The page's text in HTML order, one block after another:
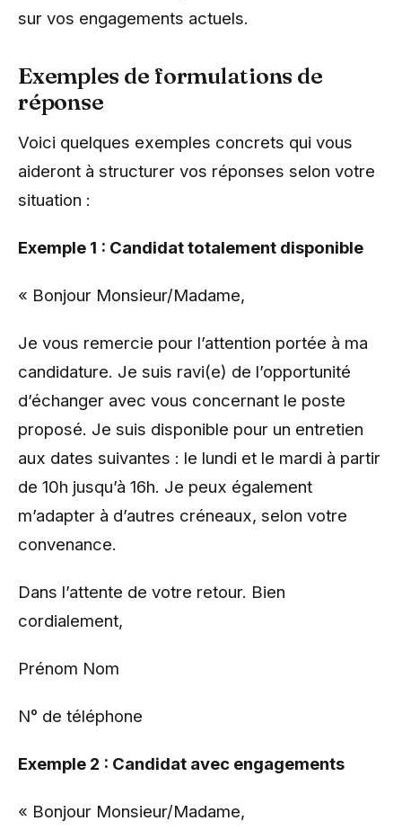
sur vos engagements actuels.
Exemples de formulations de
réponse
Voici quelques exemples concrets qui vous
aideront à structurer vos réponses selon votre
situation :
Exemple 1 : Candidat totalement disponible
« Bonjour Monsieur/Madame,
Je vous remercie pour l’attention portée à ma
candidature. Je suis ravi(e) de l’opportunité
d’échanger avec vous concernant le poste
proposé. Je suis disponible pour un entretien
aux dates suivantes : le lundi et le mardi à partir
de 10h jusqu’à 16h. Je peux également
m’adapter à d’autres créneaux, selon votre
convenance.
Dans l’attente de votre retour. Bien
cordialement,
Prénom Nom
N° de téléphone
Exemple 2 : Candidat avec engagements
« Bonjour Monsieur/Madame,